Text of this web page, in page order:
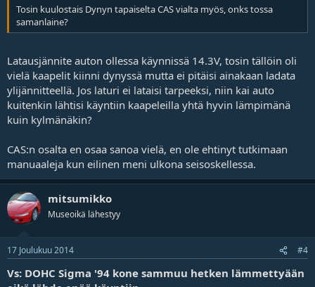
Tosin kuulostais Dynyn tapaiselta CAS vialta myös, onks tossa
samanlaine?
Latausjännite auton ollessa käynnissä 14.3V, tosin tällöin oli
vielä kaapelit kiinni dynyssä mutta ei pitäisi ainakaan ladata
ylijännitteellä. Jos laturi ei lataisi tarpeeksi, niin kai auto
kuitenkin lähtisi käyntiin kaapeleilla yhtä hyvin lämpimänä
kuin kylmänäkin?
CAS:n osalta en osaa sanoa vielä, en ole ehtinyt tutkimaan
manuaaleja kun eilinen meni ulkona seisoskellessa.
mitsumikko
Museoikä lähestyy
17 Joulukuu 2014 #4
Vs: DOHC Sigma '94 kone sammuu hetken lämmettyään